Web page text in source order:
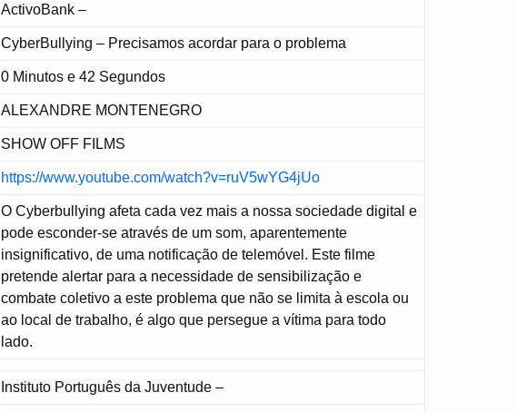
ActivoBank –
CyberBullying – Precisamos acordar para o problema
0 Minutos e 42 Segundos
ALEXANDRE MONTENEGRO
SHOW OFF FILMS
https://www.youtube.com/watch?v=ruV5wYG4jUo
O Cyberbullying afeta cada vez mais a nossa sociedade digital e
pode esconder-se através de um som, aparentemente
insignificativo, de uma notificação de telemóvel. Este filme
pretende alertar para a necessidade de sensibilização e
combate coletivo a este problema que não se limita à escola ou
ao local de trabalho, é algo que persegue a vítima para todo
lado.
Instituto Português da Juventude –